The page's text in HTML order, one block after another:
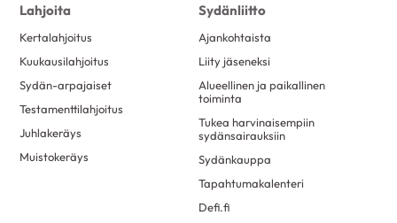
Lahjoita
Kertalahjoitus
Kuukausilahjoitus
Sydän-arpajaiset
Testamenttilahjoitus
Juhlakeräys
Muistokeräys
Sydänliitto
Ajankohtaista
Liity jäseneksi
Alueellinen ja paikallinen
toiminta
Tukea harvinaisempiin
sydänsairauksiin
Sydänkauppa
Tapahtumakalenteri
Defi.fi